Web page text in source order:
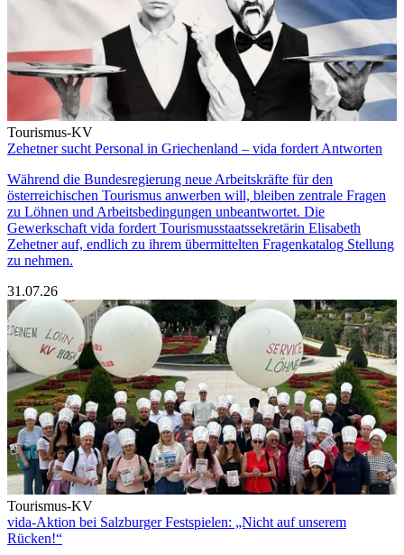
Tourismus-KV
Zehetner sucht Personal in Griechenland – vida fordert Antworten
Während die Bundesregierung neue Arbeitskräfte für den
österreichischen Tourismus anwerben will, bleiben zentrale Fragen
zu Löhnen und Arbeitsbedingungen unbeantwortet. Die
Gewerkschaft vida fordert Tourismusstaatssekretärin Elisabeth
Zehetner auf, endlich zu ihrem übermittelten Fragenkatalog Stellung
zu nehmen.
31.07.26
Tourismus-KV
vida-Aktion bei Salzburger Festspielen: „Nicht auf unserem
Rücken!“